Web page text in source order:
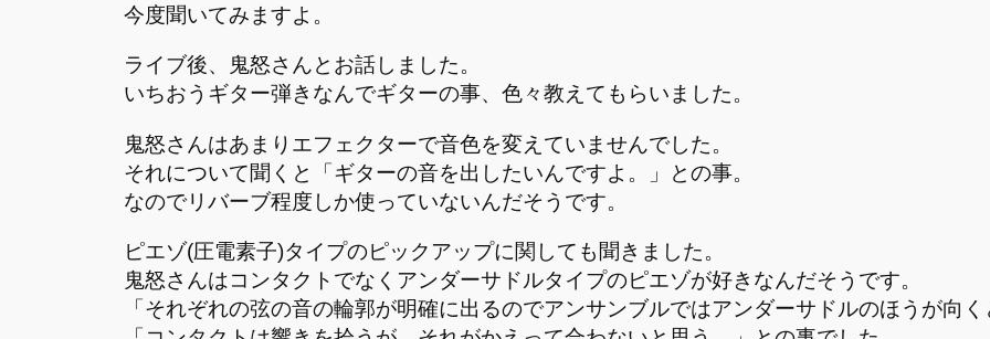
今度聞いてみますよ。
ライブ後、鬼怒さんとお話しました。
いちおうギター弾きなんでギターの事、色々教えてもらいました。
鬼怒さんはあまりエフェクターで音色を変えていませんでした。
それについて聞くと「ギターの音を出したいんですよ。」との事。
なのでリバーブ程度しか使っていないんだそうです。
ピエゾ(圧電素子)タイプのピックアップに関しても聞きました。
鬼怒さんはコンタクトでなくアンダーサドルタイプのピエゾが好きなんだそうです。
「それぞれの弦の音の輪郭が明確に出るのでアンサンブルではアンダーサドルのほうが向く